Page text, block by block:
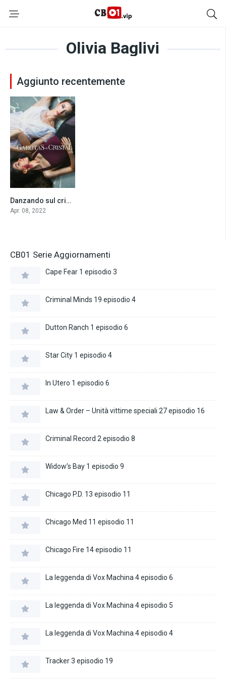
Olivia Baglivi
Aggiunto recentemente
7.2
Danzando sul cristallo (2022)
Apr. 08, 2022
CB01 Serie Aggiornamenti
Cape Fear 1 episodio 3
Criminal Minds 19 episodio 4
Dutton Ranch 1 episodio 6
Star City 1 episodio 4
In Utero 1 episodio 6
Law & Order – Unità vittime speciali 27 episodio 16
Criminal Record 2 episodio 8
Widow’s Bay 1 episodio 9
Chicago P.D. 13 episodio 11
Chicago Med 11 episodio 11
Chicago Fire 14 episodio 11
La leggenda di Vox Machina 4 episodio 6
La leggenda di Vox Machina 4 episodio 5
La leggenda di Vox Machina 4 episodio 4
Tracker 3 episodio 19